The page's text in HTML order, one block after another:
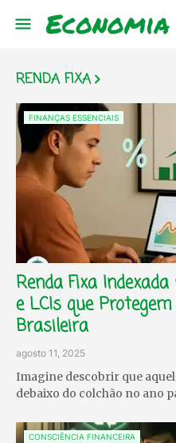
RENDA FIXA
FINANÇAS ESSENCIAIS
Renda Fixa
e LCIs que
Brasileira
agosto 11, 2025
Imagine descobrir que
debaixo do colchão no ano
CONSCIÊNCIA FINANCEIRA